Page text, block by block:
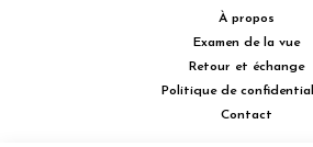
À propos
Examen de la vue
Retour et échange
Politique de
Contact